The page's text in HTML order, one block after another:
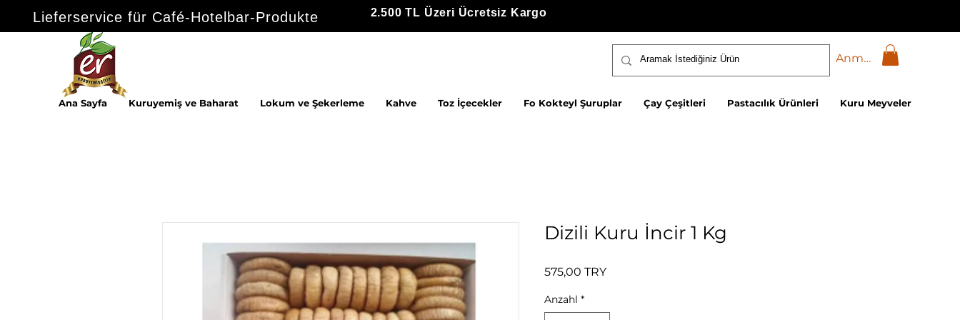
Lieferservice für Café-Hotelbar-Produkte 2.500 TL Üzeri Ücretsiz Kargo
Anmelden
Ana Sayfa Kuruyemiş ve Baharat Lokum ve Şekerleme Kahve Toz İçecekler Fo Kokteyl Şuruplar Çay Çeşitleri Pastacılık Ürünleri Kuru Meyveler
Dizili Kuru İncir 1 Kg
575,00 TRYPreis
Anzahl *